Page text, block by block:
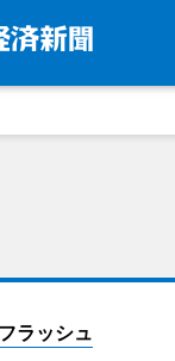
ラッシュ